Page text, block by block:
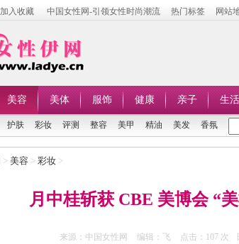
加入收藏 中国女性网-引领女性时尚潮流 热门标签 网站
美容 美体 服饰 健康 亲子 生活
护肤 彩妆 评测 整容 美甲 精油 美发 香氛
> 美容 > 彩妆 >
月中桂斩获 CBE 美博会 “
来源：中国女性网 编辑：飞 点击： 107 次